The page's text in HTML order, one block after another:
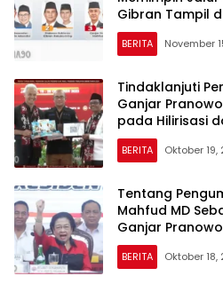
Gibran Tampil
Ganjar-Mahfud
BERITA November
Tindaklanjuti
Ganjar
pada Hilirisasi
BERITA Oktober 19,
Tentang
Mahfud MD
Ganjar Pranowo
BERITA Oktober 18,